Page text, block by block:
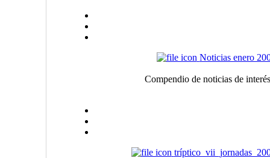
Noticias enero
Compendio de noticias de